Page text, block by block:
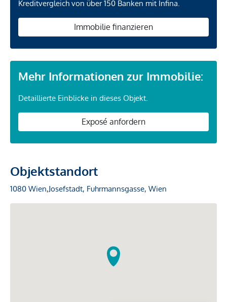
Kreditvergleich von über 150 Banken mit Infina.
Immobilie finanzieren
Mehr Informationen zur Immobilie:
Detaillierte Einblicke in dieses Objekt.
Exposé anfordern
Objektstandort
1080 Wien,Josefstadt, Fuhrmannsgasse, Wien